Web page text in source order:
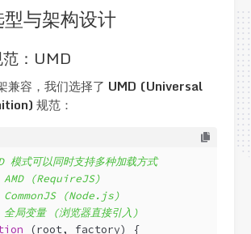
与架构设计
：UMD
兼容，我们选择了 UMD (Universal
规范：
模式可以同时支持多种加载方式
(RequireJS)
(Node.js)
局变量 (浏览器直接引入)
(root, factory)
{